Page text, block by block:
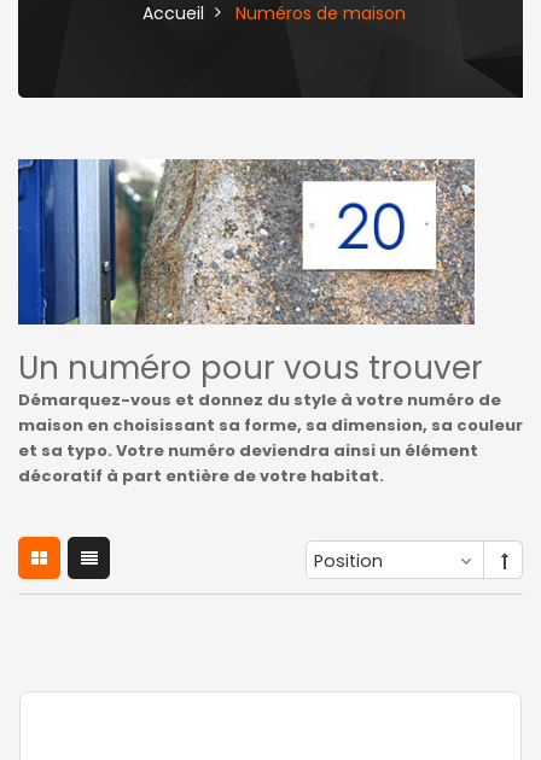
Accueil Numéros de maison
Un numéro pour vous trouver
Démarquez-vous et donnez du style à votre numéro de
maison en choisissant sa forme, sa dimension, sa couleur
et sa typo. Votre numéro deviendra ainsi un élément
décoratif à part entière de votre habitat.